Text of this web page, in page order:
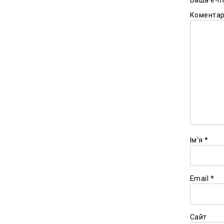
Ім'я *
Email *
Сайт